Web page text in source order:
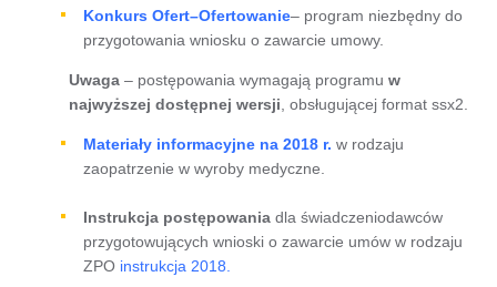
Konkurs Ofert–Ofertowanie– program niezbędny do
przygotowania wniosku o zawarcie umowy.
Uwaga – postępowania wymagają programuw
najwyższej dostępnej wersji , obsługującej format ssx2.
Materiały informacyjne na 2018 r. w rodzaju
zaopatrzenie w wyroby medyczne.
Instrukcja postępowania dla świadczeniodawców
przygotowujących wnioski o zawarcie umów w rodzaju
ZPO instrukcja 2018.